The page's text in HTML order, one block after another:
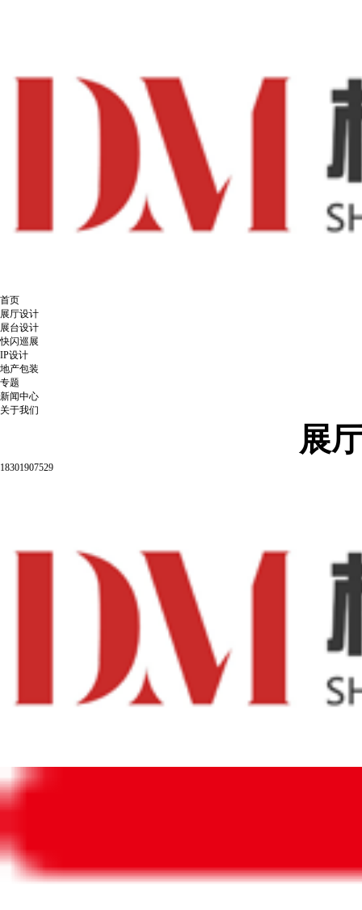
首页
展厅设计
展台设计
快闪巡展
IP设计
地产包装
专题
新闻中心
关于我们
展
18301907529